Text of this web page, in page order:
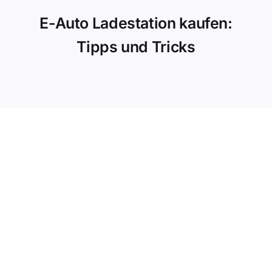
E-Auto Ladestation kaufen:
Tipps und Tricks